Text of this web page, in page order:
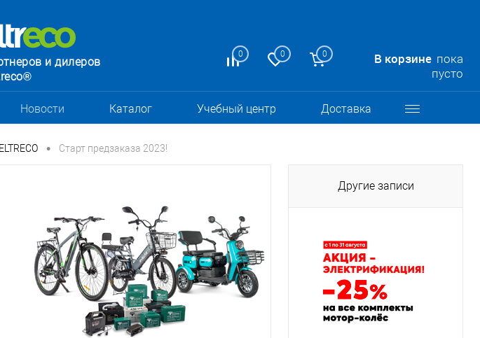
0 0 0 В корзине пока
пусто
и дилеров
Новости Каталог Учебный центр Доставка
• Старт предзаказа 2023!
Другие записи